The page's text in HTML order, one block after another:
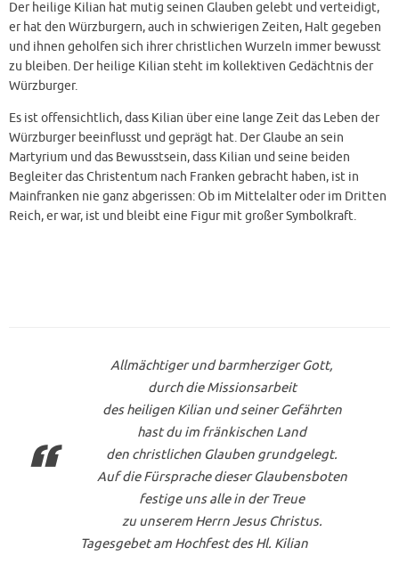
Der heilige Kilian hat mutig seinen Glauben gelebt und verteidigt,
er hat den Würzburgern, auch in schwierigen Zeiten, Halt gegeben
und ihnen geholfen sich ihrer christlichen Wurzeln immer bewusst
zu bleiben. Der heilige Kilian steht im kollektiven Gedächtnis der
Würzburger.
Es ist offensichtlich, dass Kilian über eine lange Zeit das Leben der
Würzburger beeinflusst und geprägt hat. Der Glaube an sein
Martyrium und das Bewusstsein, dass Kilian und seine beiden
Begleiter das Christentum nach Franken gebracht haben, ist in
Mainfranken nie ganz abgerissen: Ob im Mittelalter oder im Dritten
Reich, er war, ist und bleibt eine Figur mit großer Symbolkraft.
Allmächtiger und barmherziger Gott,
durch die Missionsarbeit
des heiligen Kilian und seiner Gefährten
hast du im fränkischen Land
den christlichen Glauben grundgelegt.
Auf die Fürsprache dieser Glaubensboten
festige uns alle in der Treue
zu unserem Herrn Jesus Christus.
Tagesgebet am Hochfest des Hl. Kilian